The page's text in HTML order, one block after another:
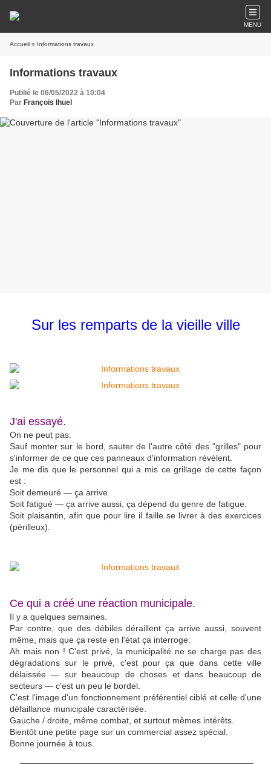
MENU
Accueil » Informations travaux
Informations travaux
Publié le 06/05/2022 à 10:04
Par François Ihuel
Sur les remparts de la vieille ville
J'ai essayé.
On ne peut pas.
Sauf monter sur le bord, sauter de l'autre côté des "grilles" pour
s'informer de ce que ces panneaux d'information révèlent.
Je me dis que le personnel qui a mis ce grillage de cette façon
est :
Soit demeuré — ça arrive.
Soit fatigué — ça arrive aussi, ça dépend du genre de fatigue.
Soit plaisantin, afin que pour lire il faille se livrer à des exercices
(périlleux).
Ce qui a créé une réaction municipale.
Il y a quelques semaines.
Par contre, que des débiles déraillent ça arrive aussi, souvent
même, mais que ça reste en l'état ça interroge.
Ah mais non ! C'est privé, la municipalité ne se charge pas des
dégradations sur le privé, c'est pour ça que dans cette ville
délaissée — sur beaucoup de choses et dans beaucoup de
secteurs — c'est un peu le bordel.
C'est l'image d'un fonctionnement préférentiel ciblé et celle d'une
défaillance municipale caractérisée.
Gauche / droite, même combat, et surtout mêmes intérêts.
Bientôt une petite page sur un commercial assez spécial.
Bonne journée à tous.